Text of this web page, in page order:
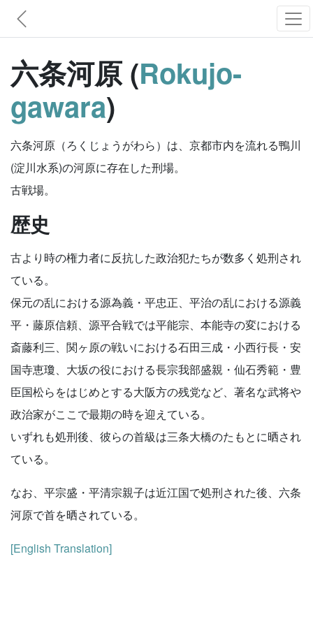
六条河原 (Rokujo-
gawara)
六条河原（ろくじょうがわら）は、京都市内を流れる鴨川
(淀川水系)の河原に存在した刑場。
古戦場。
歴史
古より時の権力者に反抗した政治犯たちが数多く処刑され
ている。
保元の乱における源為義・平忠正、平治の乱における源義
平・藤原信頼、源平合戦では平能宗、本能寺の変における
斎藤利三、関ヶ原の戦いにおける石田三成・小西行長・安
国寺恵瓊、大坂の役における長宗我部盛親・仙石秀範・豊
臣国松らをはじめとする大阪方の残党など、著名な武将や
政治家がここで最期の時を迎えている。
いずれも処刑後、彼らの首級は三条大橋のたもとに晒され
ている。
なお、平宗盛・平清宗親子は近江国で処刑された後、六条
河原で首を晒されている。
[English Translation]